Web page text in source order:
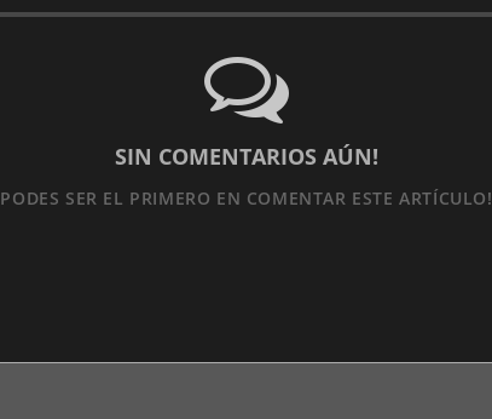
SIN COMENTARIOS AÚN!
PODES SER EL PRIMERO EN COMENTAR ESTE ARTÍCULO!